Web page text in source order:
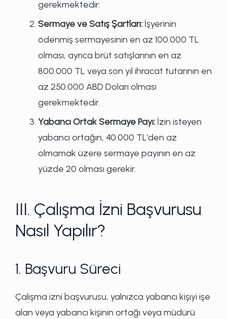
gerekmektedir.
Sermaye ve Satış Şartları: İşyerinin
ödenmiş sermayesinin en az 100.000 TL
olması, ayrıca brüt satışlarının en az
800.000 TL veya son yıl ihracat tutarının en
az 250.000 ABD Doları olması
gerekmektedir.
Yabancı Ortak Sermaye Payı: İzin isteyen
yabancı ortağın, 40.000 TL’den az
olmamak üzere sermaye payının en az
yüzde 20 olması gerekir.
III. Çalışma İzni Başvurusu
Nasıl Yapılır?
1. Başvuru Süreci
Çalışma izni başvurusu, yalnızca yabancı kişiyi işe
alan veya yabancı kişinin ortağı veya müdürü